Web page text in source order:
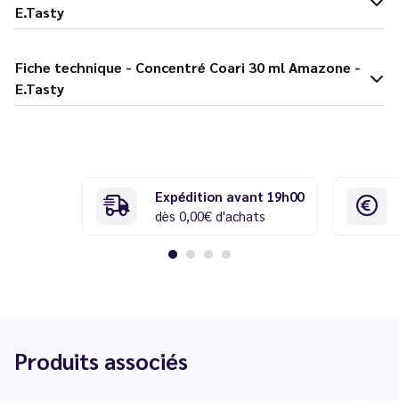
E.Tasty
Fiche technique - Concentré Coari 30 ml Amazone -
E.Tasty
Expédition avant 19h00
dès 0,00€ d'achats
Produits associés